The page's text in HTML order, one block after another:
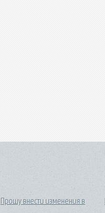
Прошу внести изменения в